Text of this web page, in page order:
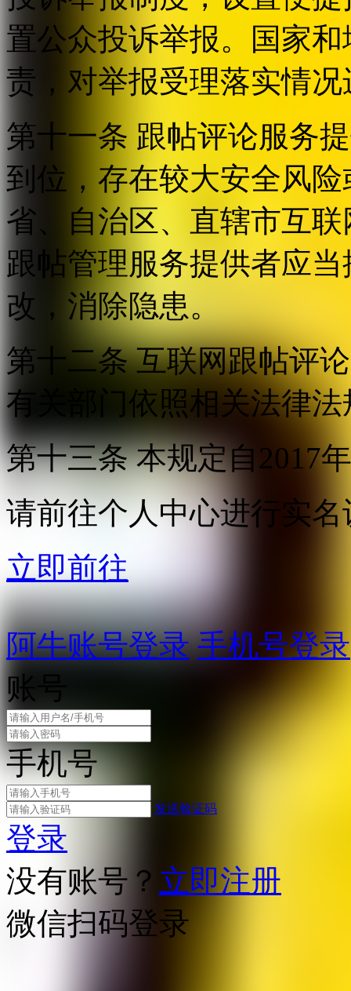
置公众投诉举报。国家
责，对举报受理落实情
第十一条 跟帖评论服务
到位，存在较大安全风
省、自治区、直辖市互
跟帖管理服务提供者应
改，消除隐患。
第十二条 互联网跟帖评
有关部门依照相关法律
第十三条 本规定自2017
请前往个人中心进行实名
立即前往
阿牛账号登录 手机号登录
账号
手机号
发送验证码
登录
没有账号？ 立即注册
微信扫码登录